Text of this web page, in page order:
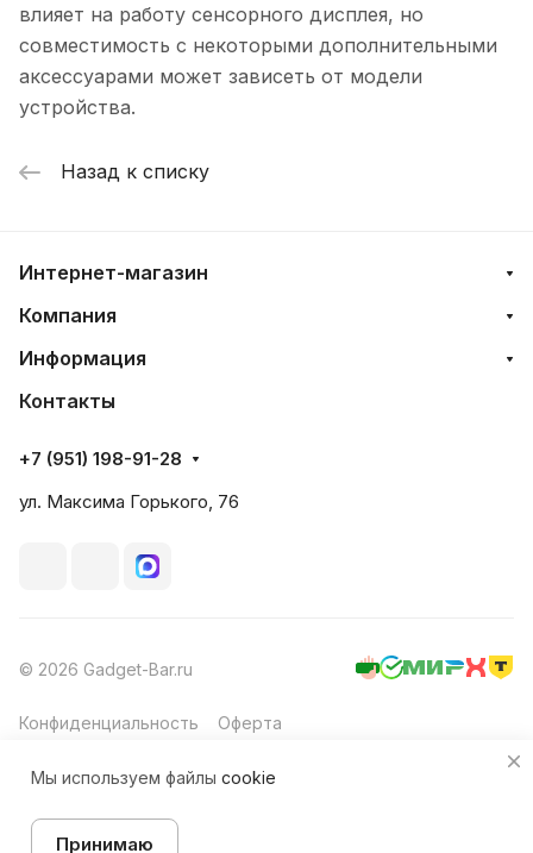
влияет на работу сенсорного дисплея, но
совместимость с некоторыми дополнительными
аксессуарами может зависеть от модели
устройства.
Назад к списку
Интернет-магазин
Компания
Информация
Контакты
+7 (951) 198-91-28
ул. Максима Горького, 76
© 2026 Gadget-Bar.ru
Конфиденциальность Оферта
Мы используем файлы cookie
Принимаю